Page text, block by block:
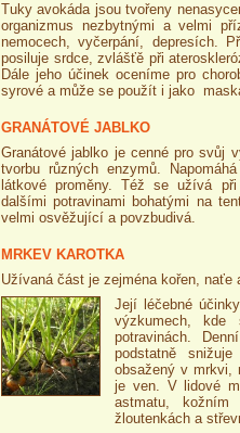
Tuky avokáda jsou tvořeny
organizmus nezbytnými a velmi
nemocech, vyčerpání, depresích.
posiluje srdce, zvlášťě při
Dále jeho účinek oceníme pro
syrové a může se použít i jako
GRANÁTOVÉ JABLKO
Granátové jablko je cenné pro svůj
tvorbu různých enzymů.
látkové proměny. Též se užívá
dalšími potravinami bohatými na
velmi osvěžující a povzbudivá.
MRKEV KAROTKA
Užívaná část je zejména kořen, naťe
Její léčebné
výzkumech, kde
potravinách.
podstatně
obsažený v mrkvi,
je ven. V lidové
astmatu, kožním
žloutenkách a